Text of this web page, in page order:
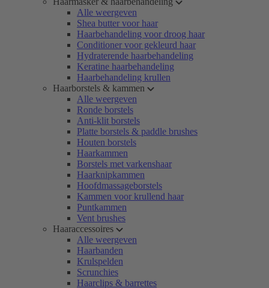
Alle weergeven
Shea butter voor haar
Haarbehandeling voor droog haar
Conditioner voor gekleurd haar
Hydraterende haarbehandeling
Keratine haarbehandeling
Haarbehandeling krullen
Haarborstels & kammen
Alle weergeven
Ronde borstels
Anti-klit borstels
Platte borstels & paddle brushes
Houten borstels
Haarkammen
Borstels met varkenshaar
Haarknipkammen
Hoofdmassageborstels
Kammen voor krullend haar
Puntkammen
Vent brushes
Haaraccessoires
Alle weergeven
Haarbanden
Krulspelden
Scrunchies
Haarclips & barrettes